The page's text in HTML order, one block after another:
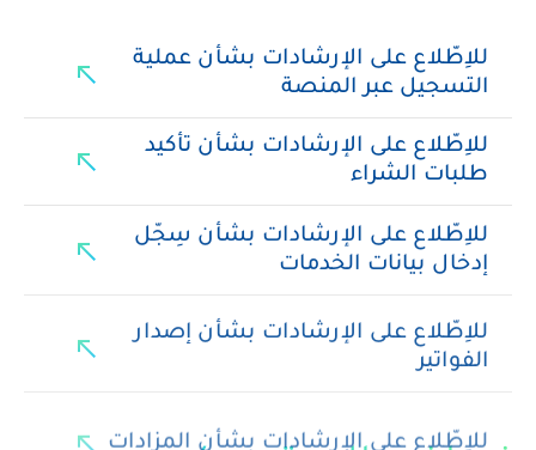
للاِطّلاع على الإرشادات بشأن عملية
التسجيل عبر المنصة
north_east
للاِطّلاع على الإرشادات بشأن تأكيد
طلبات الشراء
north_east
للاِطّلاع على الإرشادات بشأن سِجّل
إدخال بيانات الخدمات
north_east
للاِطّلاع على الإرشادات بشأن إصدار
الفواتير
north_east